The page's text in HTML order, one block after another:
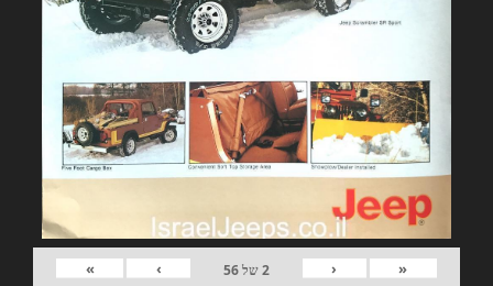
«
‹
2של56
›
»